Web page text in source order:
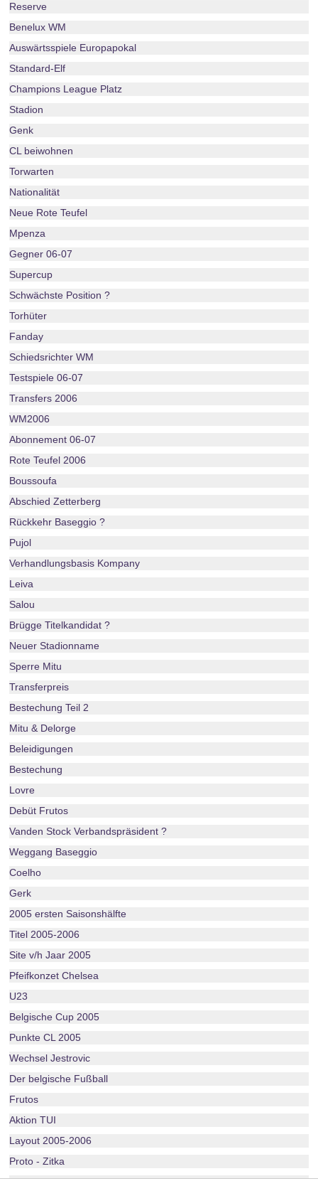
Reserve
Benelux WM
Auswärtsspiele Europapokal
Standard-Elf
Champions League Platz
Stadion
Genk
CL beiwohnen
Torwarten
Nationalität
Neue Rote Teufel
Mpenza
Gegner 06-07
Supercup
Schwächste Position ?
Torhüter
Fanday
Schiedsrichter WM
Testspiele 06-07
Transfers 2006
WM2006
Abonnement 06-07
Rote Teufel 2006
Boussoufa
Abschied Zetterberg
Rückkehr Baseggio ?
Pujol
Verhandlungsbasis Kompany
Leiva
Salou
Brügge Titelkandidat ?
Neuer Stadionname
Sperre Mitu
Transferpreis
Bestechung Teil 2
Mitu & Delorge
Beleidigungen
Bestechung
Lovre
Debüt Frutos
Vanden Stock Verbandspräsident ?
Weggang Baseggio
Coelho
Gerk
2005 ersten Saisonshälfte
Titel 2005-2006
Site v/h Jaar 2005
Pfeifkonzet Chelsea
U23
Belgische Cup 2005
Punkte CL 2005
Wechsel Jestrovic
Der belgische Fußball
Frutos
Aktion TUI
Layout 2005-2006
Proto - Zitka
WM Rote Teufel